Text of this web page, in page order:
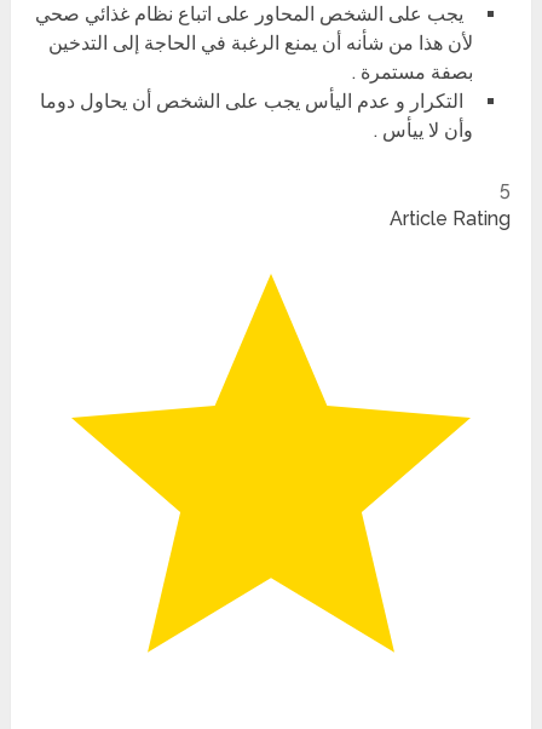
يجب على الشخص المحاور على اتباع نظام غذائي صحي
لأن هذا من شأنه أن يمنع الرغبة في الحاجة إلى التدخين
بصفة مستمرة .
التكرار و عدم اليأس يجب على الشخص أن يحاول دوما
وأن لا ييأس .
5
Article Rating